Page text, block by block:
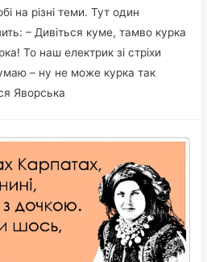
на різні теми. Тут один
– Дивіться куме, тамво курка
То наш електрик зі стріхи
– ну не може курка так
Яворська